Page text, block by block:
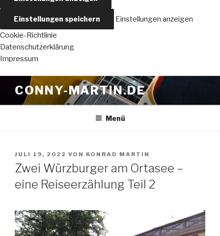
Einstellungen speichern
Einstellungen anzeigen
Cookie-Richtlinie
Datenschutzerklärung
Impressum
Inhalt
springen
CONNY-MARTIN.DE
Menü
VERÖFFENTLICHT
AM
JULI 19, 2022 VON KONRAD MARTIN
Zwei Würzburger am Ortasee –
eine Reiseerzählung Teil 2